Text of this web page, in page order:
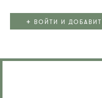
+ ВОЙТИ И